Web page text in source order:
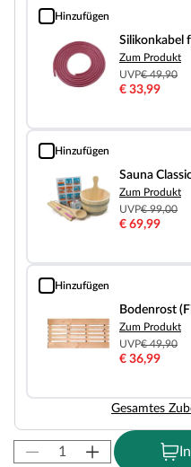
Hinzufügen
Silikonkabel fünfadrig 2,5 mm
Silikonkabel
Zum Produkt
UVP€ 49,90
€ 33,99
Hinzufügen
Sauna Classic 6-teiliges
Sauna
Zum Produkt
UVP€ 99,00
€ 69,99
Hinzufügen
Bodenrost (Fichte)
Bodenrost
Zum Produkt
UVP€ 49,90
€ 36,99
Gesamtes